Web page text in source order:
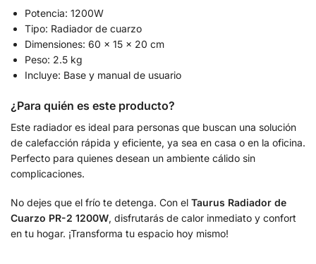
Potencia: 1200W
Tipo: Radiador de cuarzo
Dimensiones: 60 x 15 x 20 cm
Peso: 2.5 kg
Incluye: Base y manual de usuario
¿Para quién es este producto?
Este radiador es ideal para personas que buscan una solución
de calefacción rápida y eficiente, ya sea en casa o en la oficina.
Perfecto para quienes desean un ambiente cálido sin
complicaciones.
No dejes que el frío te detenga. Con el Taurus Radiador de
Cuarzo PR-2 1200W, disfrutarás de calor inmediato y confort
en tu hogar. ¡Transforma tu espacio hoy mismo!